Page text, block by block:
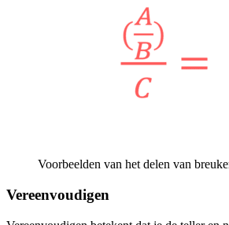
Voorbeelden van het delen van
Vereenvoudigen